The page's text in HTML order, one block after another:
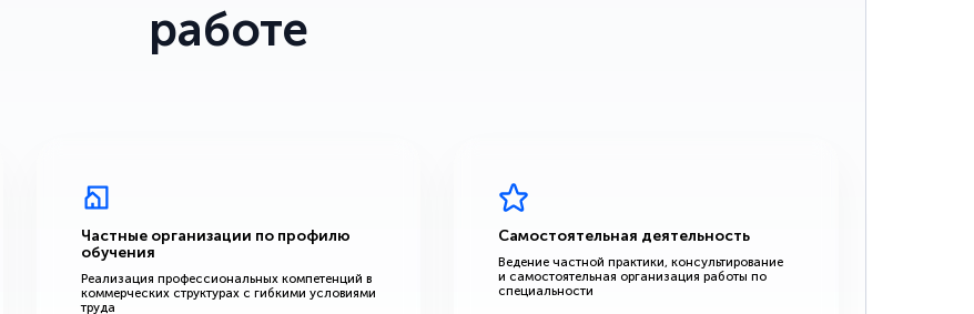
работе
Частные организации по профилю
обучения
Реализация профессиональных компетенций в
коммерческих структурах с гибкими условиями
труда
Самостоятельная деятельность
Ведение частной практики, консультирование
и самостоятельная организация работы по
специальности